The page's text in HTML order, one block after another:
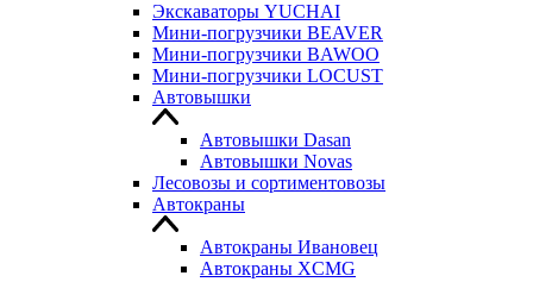
Экскаваторы YUCHAI
Мини-погрузчики BEAVER
Мини-погрузчики BAWOO
Мини-погрузчики LOCUST
Автовышки
Автовышки Dasan
Автовышки Novas
Лесовозы и сортиментовозы
Автокраны
Автокраны Ивановец
Автокраны XCMG